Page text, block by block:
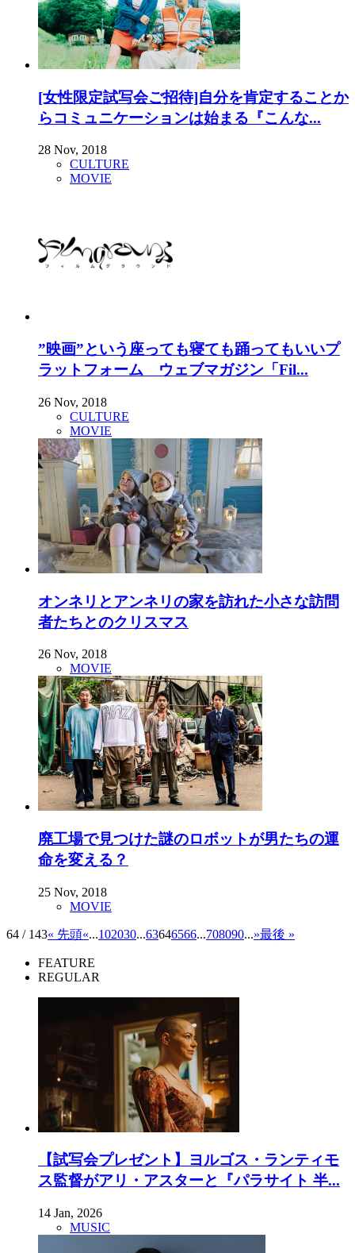
[女性限定試写会ご招待]自分を肯定することか
らコミュニケーションは始まる『こんな...
28 Nov, 2018
CULTURE
MOVIE
”映画”という座っても寝ても踊ってもいいプ
ラットフォーム ウェブマガジン「Fil...
26 Nov, 2018
CULTURE
MOVIE
オンネリとアンネリの家を訪れた小さな訪問
者たちとのクリスマス
26 Nov, 2018
MOVIE
廃工場で見つけた謎のロボットが男たちの運
命を変える？
25 Nov, 2018
MOVIE
64 / 143« 先頭«...102030...63646566...708090...»最後 »
FEATURE
REGULAR
【試写会プレゼント】ヨルゴス・ランティモ
ス監督がアリ・アスターと『パラサイト 半...
14 Jan, 2026
MUSIC